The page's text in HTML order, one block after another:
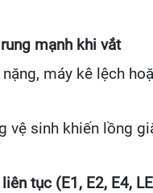
mạnh khi vắt
máy kê lệch
vệ sinh khiến lồng
tục (E1, E2, E4,